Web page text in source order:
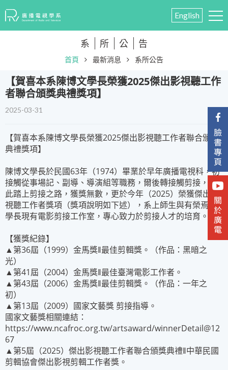
English
系 所 公 告
首頁 最新消息 系所公告
​【賀喜本系陳博文學長榮獲2025傑出影視聽工作
者聯合頒獎典禮獎項】
2025-03-31
【賀喜本系陳博文學長榮獲2025傑出影視聽工作者聯合頒獎
典禮獎項】
陳博文學長於民國63年（1974）畢業於早年廣播電視科，初
接觸從事場記、副導、導演組等職務，爾後轉接觸剪接，自
此踏上剪接之路，獲獎無數，更於今年（2025）榮獲傑出影
視聽工作者獎項（獎項說明如下述），系上師生與有榮焉，
學長現有電影剪接工作室，專心致力於剪接人才的培育。
【獲獎紀錄】
▲第36屆（1999）金馬獎‖最佳剪輯獎。（作品：黑暗之
光）
▲第41屆（2004）金馬獎‖最佳臺灣電影工作者。
▲第43屆（2006）金馬獎‖最佳剪輯獎。（作品：一年之
初）
▲第13屆（2009）國家文藝獎 剪接指導。
國家文藝獎相關連結：
https://www.ncafroc.org.tw/artsaward/winnerDetail@12
67
▲第5屆（2025）傑出影視聽工作者聯合頒獎典禮‖中華民國
剪輯協會傑出影視剪輯工作者獎。